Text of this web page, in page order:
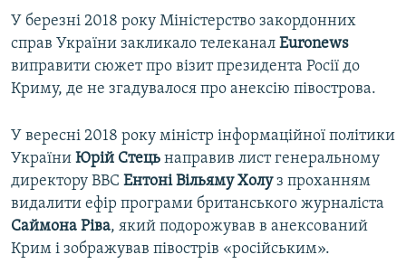
У березні 2018 року Міністерство закордонних
справ України закликало телеканал Euronews
виправити сюжет про візит президента Росії до
Криму, де не згадувалося про анексію півострова.
У вересні 2018 року міністр інформаційної політики
України Юрій Стець направив лист генеральному
директору BBC Ентоні Вільяму Холуз проханням
видалити ефір програми британського журналіста
Саймона Ріва, який подорожував в анексований
Крим і зображував півострів «російським».